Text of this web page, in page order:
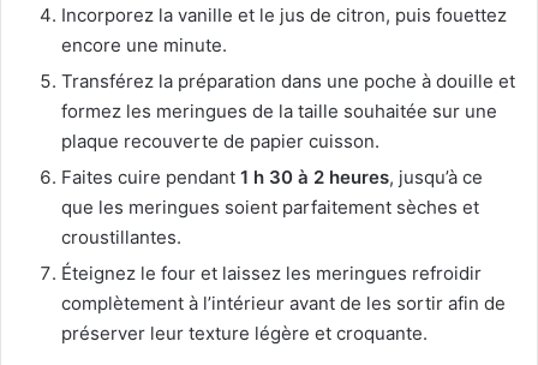
Incorporez la vanille et le jus de citron, puis fouettez
encore une minute.
Transférez la préparation dans une poche à douille et
formez les meringues de la taille souhaitée sur une
plaque recouverte de papier cuisson.
Faites cuire pendant 1 h 30 à 2 heures, jusqu’à ce
que les meringues soient parfaitement sèches et
croustillantes.
Éteignez le four et laissez les meringues refroidir
complètement à l’intérieur avant de les sortir afin de
préserver leur texture légère et croquante.